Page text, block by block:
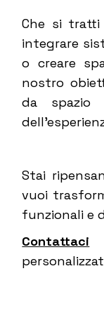
Che si
integrare
o creare
nostro
da spazio
Stai
vuoi
funzionali e
Contattaci